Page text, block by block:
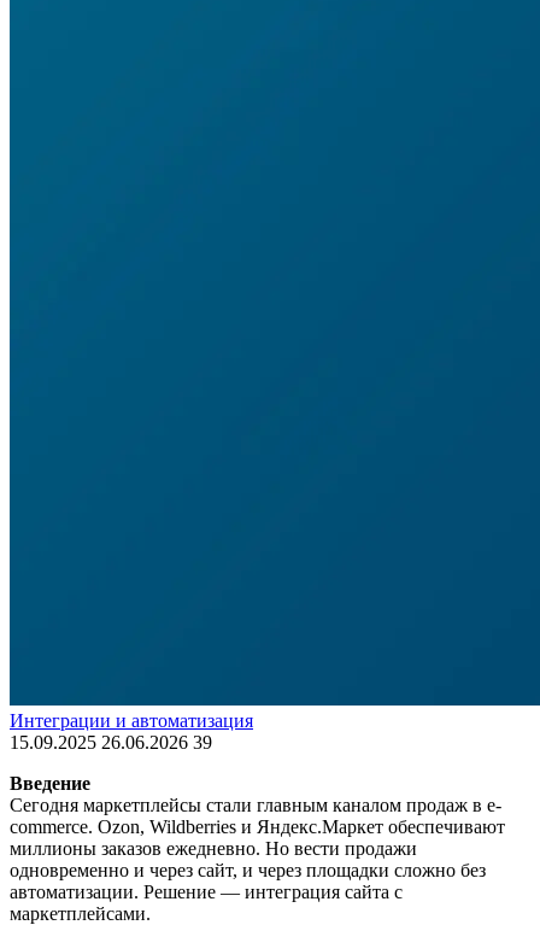
Интеграции и автоматизация
15.09.2025 26.06.2026 39
Введение
Сегодня маркетплейсы стали главным каналом продаж в e-
commerce. Ozon, Wildberries и Яндекс.Маркет обеспечивают
миллионы заказов ежедневно. Но вести продажи
одновременно и через сайт, и через площадки сложно без
автоматизации. Решение — интеграция сайта с
маркетплейсами.